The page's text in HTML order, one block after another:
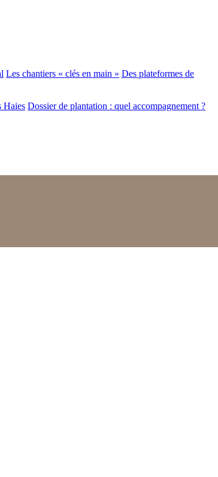
Les chantiers « clés en main » Des plateformes de
Haies Dossier de plantation : quel accompagnement ?